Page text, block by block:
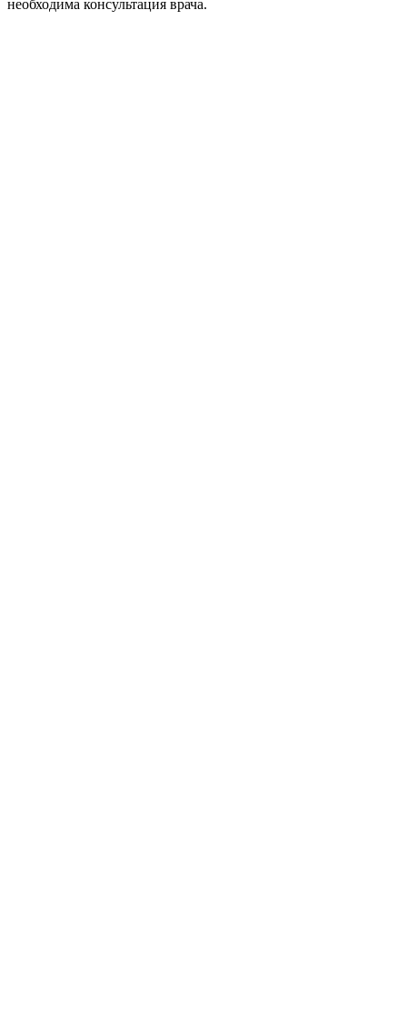
необходима консультация врача.